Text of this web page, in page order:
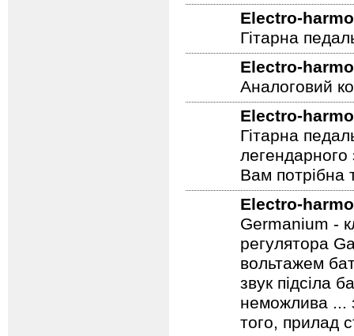
Electro-
Гітарна
Electro-
Аналоговий
Electro-
Гітарна
Вам потрібна
Electro-
Germanium -
регулятора
вольтажем
звук підсіла
неможлива ...
того, прилад